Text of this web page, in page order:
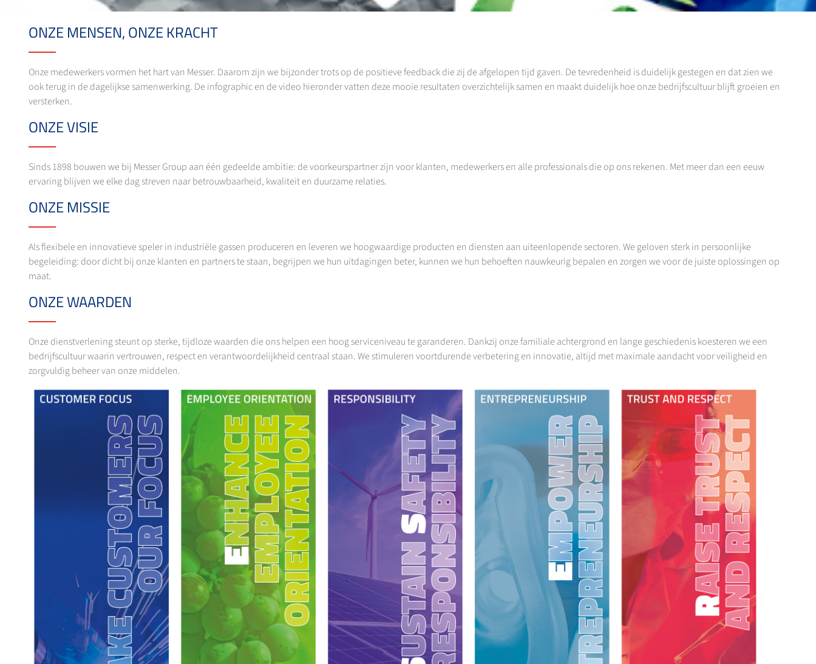
ONZE MENSEN, ONZE KRACHT
Onze medewerkers vormen het hart van Messer. Daarom zijn we bijzonder trots op de positieve feedback die zij de afgelopen tijd gaven. De tevredenheid is duidelijk gestegen en dat zien we
ook terug in de dagelijkse samenwerking. De infographic en de video hieronder vatten deze mooie resultaten overzichtelijk samen en maakt duidelijk hoe onze bedrijfscultuur blijft groeien en
versterken.
ONZE VISIE
Sinds 1898 bouwen we bij Messer Group aan één gedeelde ambitie: de voorkeurs­partner zijn voor klanten, medewerkers en alle professionals die op ons rekenen. Met meer dan een eeuw
ervaring blijven we elke dag streven naar betrouwbaarheid, kwaliteit en duurzame relaties.
ONZE MISSIE
Als flexibele en innovatieve speler in industriële gassen produceren en leveren we hoogwaardige producten en diensten aan uiteenlopende sectoren. We geloven sterk in persoonlijke
begeleiding: door dicht bij onze klanten en partners te staan, begrijpen we hun uitdagingen beter, kunnen we hun behoeften nauwkeurig bepalen en zorgen we voor de juiste oplossingen op
maat.
ONZE WAARDEN
Onze dienstverlening steunt op sterke, tijdloze waarden die ons helpen een hoog serviceniveau te garanderen. Dankzij onze familiale achtergrond en lange geschiedenis koesteren we een
bedrijfscultuur waarin vertrouwen, respect en verantwoordelijkheid centraal staan. We stimuleren voortdurende verbetering en innovatie, altijd met maximale aandacht voor veiligheid en
zorgvuldig beheer van onze middelen.